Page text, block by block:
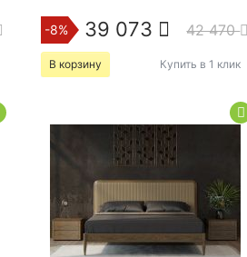
-8% 39 073 42 470
В корзину Купить в 1 клик